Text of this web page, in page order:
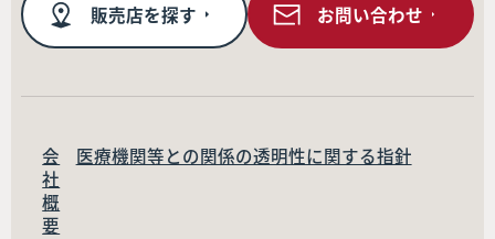
販売店を探す お問い合わせ
会
社
概
要
医療機関等との関係の透明性に関する指針